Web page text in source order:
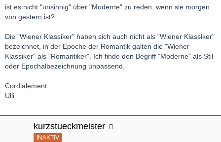
ist es nicht "unsinnig" über "Moderne" zu reden, wenn sie morgen
von gestern ist?
Die "Wiener Klassiker" haben sich auch nicht als "Wiener Klassiker"
bezeichnet, in der Epoche der Romantik galten die "Wiener
Klassiker" als "Romantiker". Ich finde den Begriff "Moderne" als Stil-
oder Epochalbezeichnung unpassend.
Cordialement
Ulli
kurzstueckmeister
INAKTIV